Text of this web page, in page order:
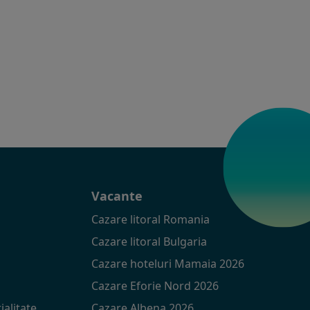
Vacante
Cazare litoral Romania
Cazare litoral Bulgaria
Cazare hoteluri Mamaia 2026
Cazare Eforie Nord 2026